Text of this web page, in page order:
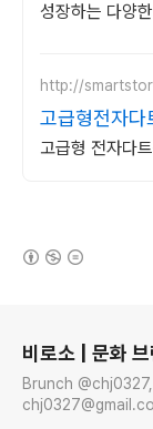
성장하는 다양
http://
고급형전자다
고급형 전자다
비로소 | 문화
Brunch @chj0327, Facebook @biroso, Email :